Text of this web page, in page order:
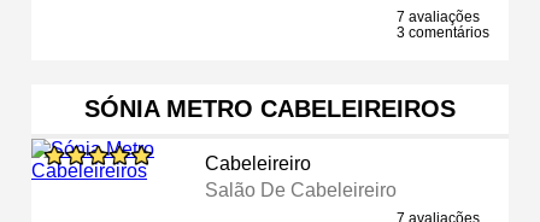
7 avaliações
3 comentários
SÓNIA METRO CABELEIREIROS
Cabeleireiro
Salão De Cabeleireiro
7 avaliações